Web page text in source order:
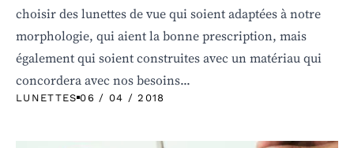
LUNETTES 06 / 04 / 2018
choisir des lunettes de vue qui soient adaptées à notre
morphologie, qui aient la bonne prescription, mais
également qui soient construites avec un matériau qui
concordera avec nos besoins...